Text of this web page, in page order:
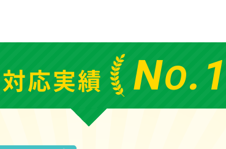
対応実績 NO